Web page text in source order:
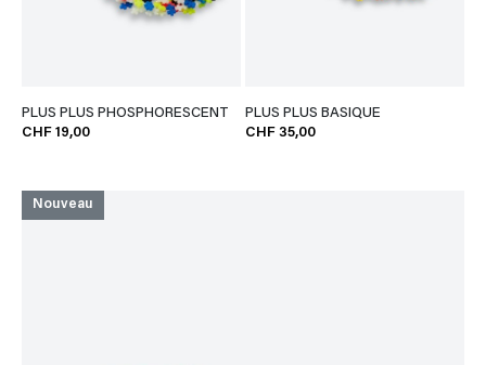
PLUS PLUS PHOSPHORESCENT
CHF 19,00
PLUS PLUS BASIQUE
CHF 35,00
Nouveau